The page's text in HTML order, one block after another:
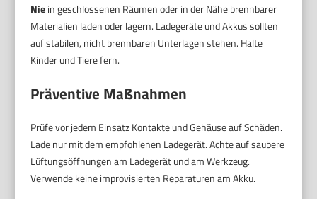
Niein geschlossenen Räumen oder in der Nähe brennbarer
Materialien laden oder lagern. Ladegeräte und Akkus sollten
auf stabilen, nicht brennbaren Unterlagen stehen. Halte
Kinder und Tiere fern.
Präventive Maßnahmen
Prüfe vor jedem Einsatz Kontakte und Gehäuse auf Schäden.
Lade nur mit dem empfohlenen Ladegerät. Achte auf saubere
Lüftungsöffnungen am Ladegerät und am Werkzeug.
Verwende keine improvisierten Reparaturen am Akku.